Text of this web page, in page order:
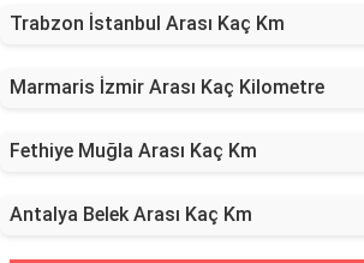
Trabzon İstanbul Arası Kaç Km
Marmaris İzmir Arası Kaç Kilometre
Fethiye Muğla Arası Kaç Km
Antalya Belek Arası Kaç Km